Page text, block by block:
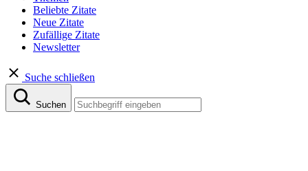
Beliebte Zitate
Neue Zitate
Zufällige Zitate
Newsletter
Suche schließen
Suchen